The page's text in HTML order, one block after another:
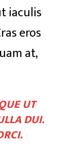
iaculis
eros
at,
UT
DUI.